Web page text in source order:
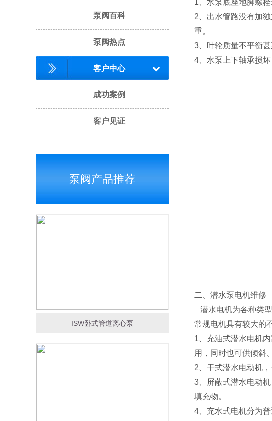
泵阀百科
泵阀热点
客户中心
成功案例
客户见证
泵阀产品推荐
ISW卧式管道离心泵
1、水泵底座地脚螺
2、出水管路没有加
重。
3、叶轮质量不平衡
4、水泵上下轴承损坏
二、潜水泵电机维修
潜水电机为各种类
常规电机具有较大的
1、充油式潜水电机
用，同时也可供倾斜
2、干式潜水电动机
3、屏蔽式潜水电动
填充物。
4、充水式电机分为